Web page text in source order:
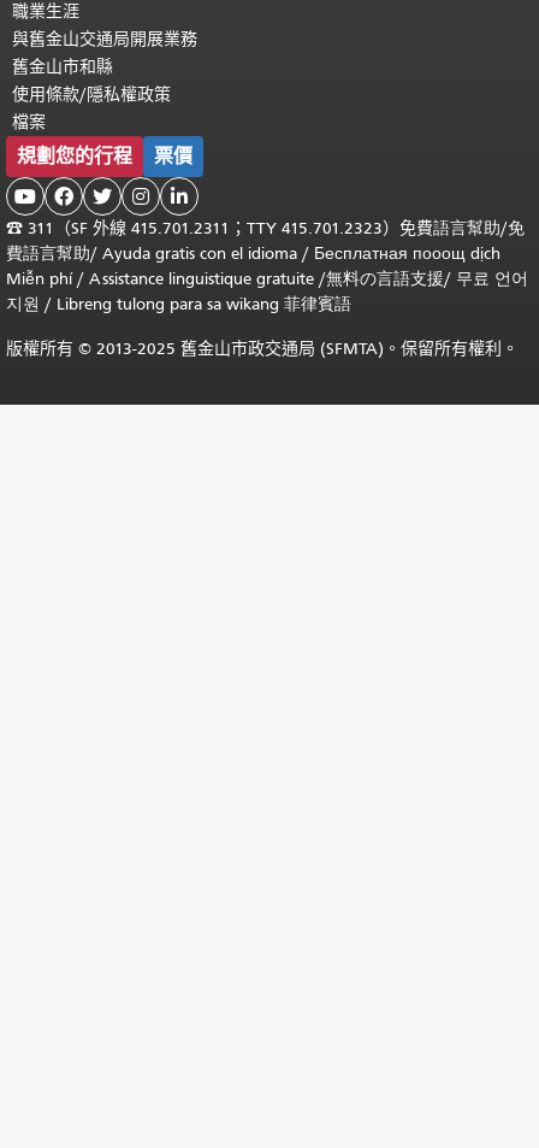
職業生涯
與舊金山交通局開展業務
舊金山市和縣
使用條款/隱私權政策
檔案
規劃您的行程 票價
    
☎ 311（SF 外線 415.701.2311；TTY 415.701.2323）免費語言幫助/免
費語言幫助/ Ayuda gratis con el idioma / Бесплатная пооощ dịch
Miễn phí/ Assistance linguistique gratuite /無料の言語支援/ 무료 언어
지원 / Libreng tulong para sa wikang 菲律賓語
版權所有 © 2013-2025 舊金山市政交通局 (SFMTA)。保留所有權利。